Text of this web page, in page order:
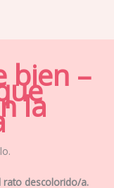
bien –
la
descolorido/a.